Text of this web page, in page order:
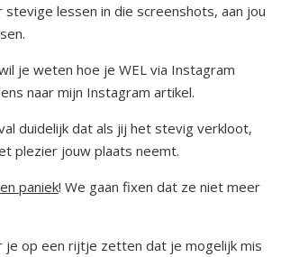
stevige lessen in die screenshots, aan jou
je weten hoe je WEL via Instagram
naar mijn Instagram artikel.
duidelijk dat als jij het stevig verkloot,
plezier jouw plaats neemt.
paniek! We gaan fixen dat ze niet meer
je op een rijtje zetten dat je mogelijk mis